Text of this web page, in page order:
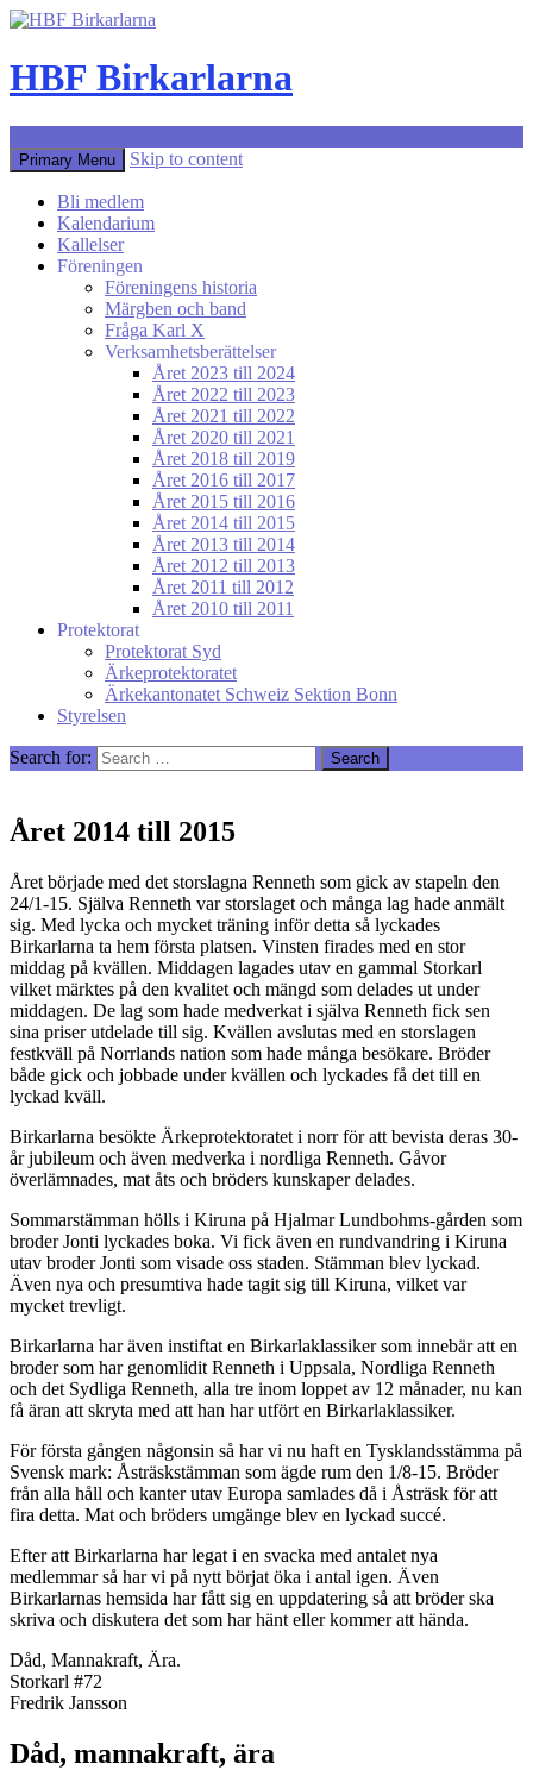
HBF Birkarlarna
Primary Menu Skip to content
Bli medlem
Kalendarium
Kallelser
Föreningen
Föreningens historia
Märgben och band
Fråga Karl X
Verksamhetsberättelser
Året 2023 till 2024
Året 2022 till 2023
Året 2021 till 2022
Året 2020 till 2021
Året 2018 till 2019
Året 2016 till 2017
Året 2015 till 2016
Året 2014 till 2015
Året 2013 till 2014
Året 2012 till 2013
Året 2011 till 2012
Året 2010 till 2011
Protektorat
Protektorat Syd
Ärkeprotektoratet
Ärkekantonatet Schweiz Sektion Bonn
Styrelsen
Search for:
Året 2014 till 2015
Året började med det storslagna Renneth som gick av stapeln den
24/1-15. Själva Renneth var storslaget och många lag hade anmält
sig. Med lycka och mycket träning inför detta så lyckades
Birkarlarna ta hem första platsen. Vinsten firades med en stor
middag på kvällen. Middagen lagades utav en gammal Storkarl
vilket märktes på den kvalitet och mängd som delades ut under
middagen. De lag som hade medverkat i själva Renneth fick sen
sina priser utdelade till sig. Kvällen avslutas med en storslagen
festkväll på Norrlands nation som hade många besökare. Bröder
både gick och jobbade under kvällen och lyckades få det till en
lyckad kväll.
Birkarlarna besökte Ärkeprotektoratet i norr för att bevista deras 30-
år jubileum och även medverka i nordliga Renneth. Gåvor
överlämnades, mat åts och bröders kunskaper delades.
Sommarstämman hölls i Kiruna på Hjalmar Lundbohms-gården som
broder Jonti lyckades boka. Vi fick även en rundvandring i Kiruna
utav broder Jonti som visade oss staden. Stämman blev lyckad.
Även nya och presumtiva hade tagit sig till Kiruna, vilket var
mycket trevligt.
Birkarlarna har även instiftat en Birkarlaklassiker som innebär att en
broder som har genomlidit Renneth i Uppsala, Nordliga Renneth
och det Sydliga Renneth, alla tre inom loppet av 12 månader, nu kan
få äran att skryta med att han har utfört en Birkarlaklassiker.
För första gången någonsin så har vi nu haft en Tysklandsstämma på
Svensk mark: Åsträskstämman som ägde rum den 1/8-15. Bröder
från alla håll och kanter utav Europa samlades då i Åsträsk för att
fira detta. Mat och bröders umgänge blev en lyckad succé.
Efter att Birkarlarna har legat i en svacka med antalet nya
medlemmar så har vi på nytt börjat öka i antal igen. Även
Birkarlarnas hemsida har fått sig en uppdatering så att bröder ska
skriva och diskutera det som har hänt eller kommer att hända.
Dåd, Mannakraft, Ära.
Storkarl #72
Fredrik Jansson
Dåd, mannakraft, ära